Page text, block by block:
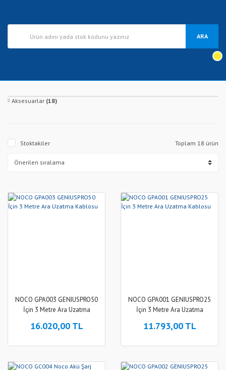
ARA
Aksesuarlar (18)
Stoktakiler Toplam 18 ürün
NOCO GPA003 GENIUSPRO50
İçin 3 Metre Ara Uzatma
16.020,00 TL
NOCO GPA001 GENIUSPRO25
İçin 3 Metre Ara Uzatma
11.793,00 TL